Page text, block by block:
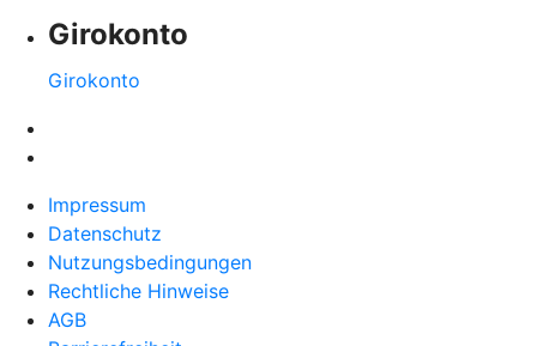
Girokonto
Girokonto
Impressum
Datenschutz
Nutzungsbedingungen
Rechtliche Hinweise
AGB